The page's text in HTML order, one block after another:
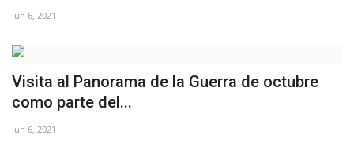
Jun 6, 2021
Visita al Panorama de la Guerra de octubre
como parte del...
Jun 6, 2021